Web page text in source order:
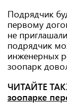
Подрядчик
первому
не
подрядчик
инженерных
зоопарк
ЧИТАЙТЕ
зоопарке